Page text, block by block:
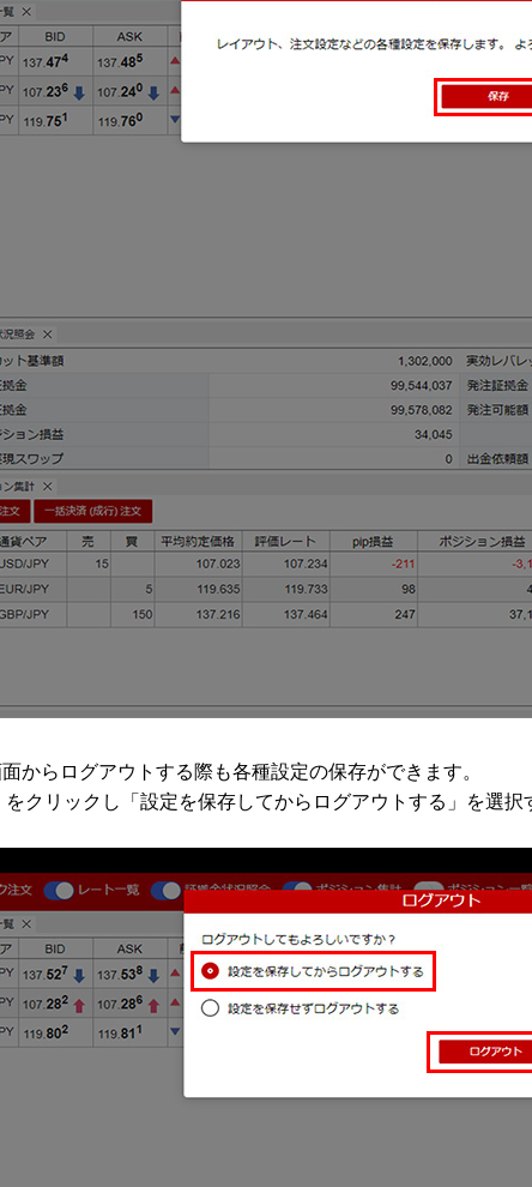
からログアウトする際も各種設定の保存ができます。
をクリックし「設定を保存してからログアウトする」を選